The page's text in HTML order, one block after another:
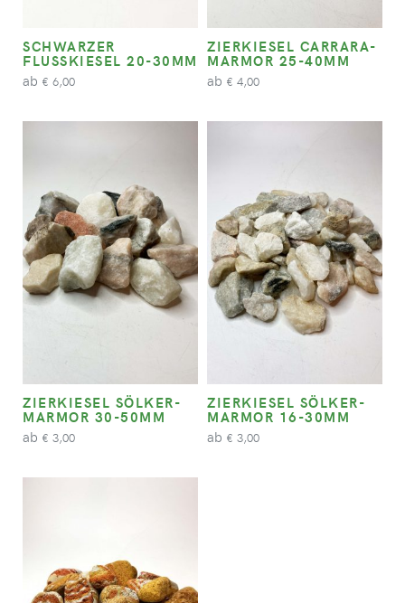
SCHWARZER
FLUSSKIESEL 20-30MM
ab € 6,00
ZIERKIESEL CARRARA-
MARMOR 25-40MM
ab € 4,00
ZIERKIESEL SÖLKER-
MARMOR 30-50MM
ab € 3,00
ZIERKIESEL SÖLKER-
MARMOR 16-30MM
ab € 3,00